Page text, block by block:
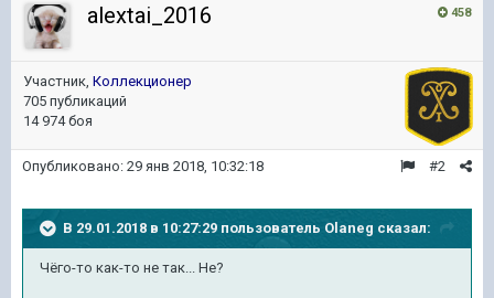
458
alextai_2016
Участник, Коллекционер
705 публикаций
14 974 боя
#2
Опубликовано: 29 янв 2018, 10:32:18
В 29.01.2018 в 10:27:29 пользователь Olaneg сказал:
Чёго-то как-то не так... Не?